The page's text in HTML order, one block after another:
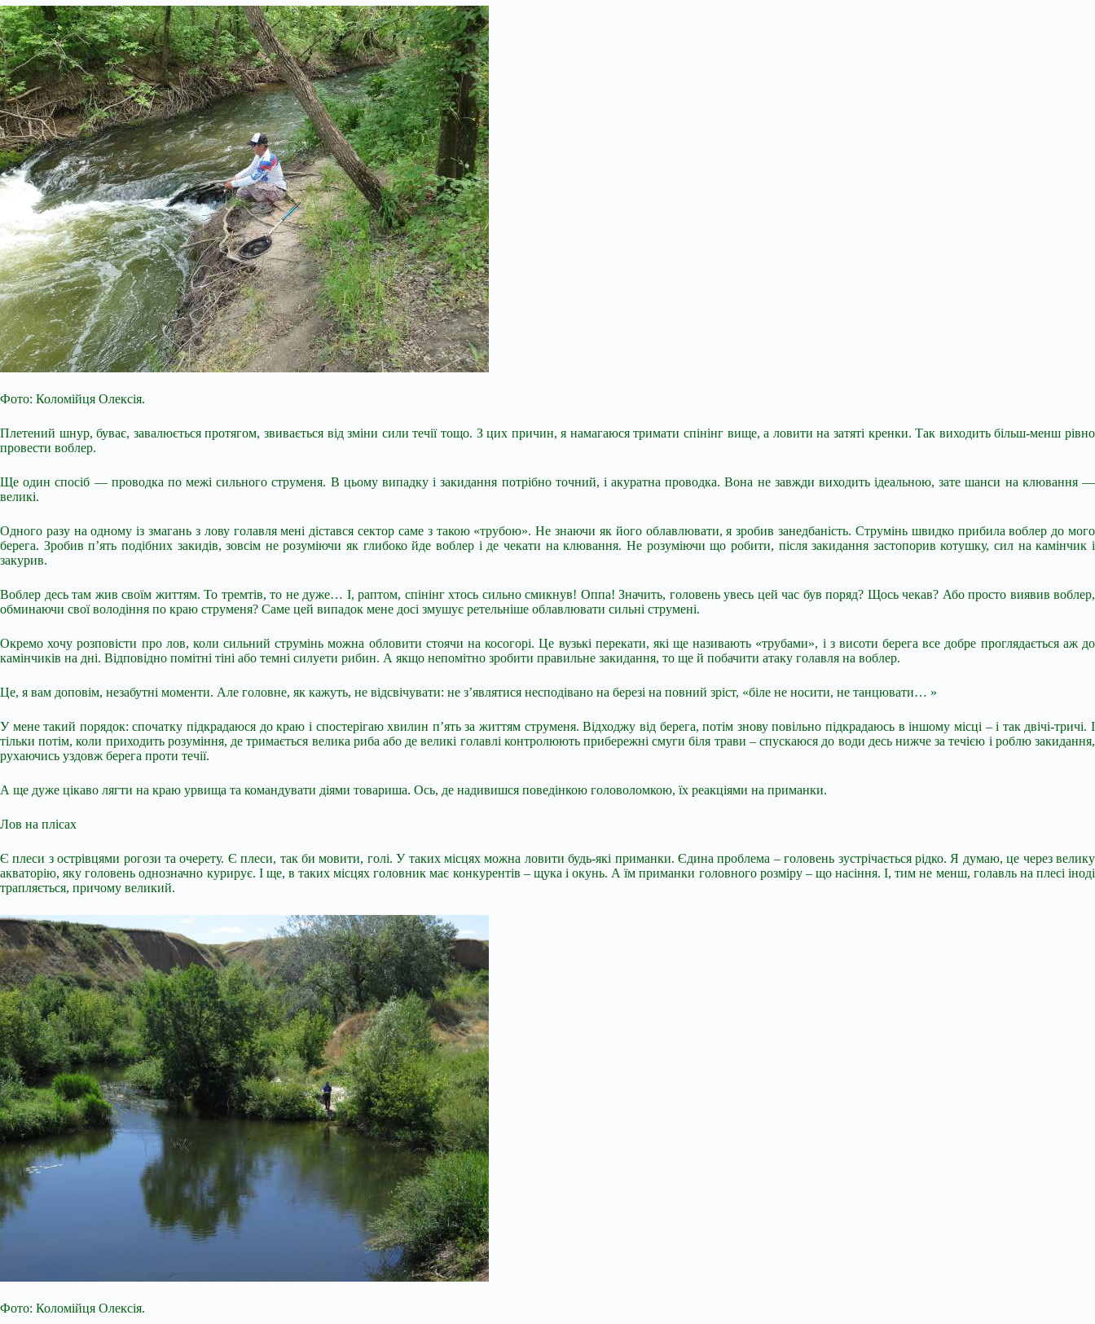
Фото: Коломійця Олексія.
Плетений шнур, буває, завалюється протягом, звивається від зміни сили течії тощо. З цих причин, я намагаюся тримати спінінг вище, а ловити на затяті кренки. Так виходить більш-менш рівно
провести воблер.
Ще один спосіб — проводка по межі сильного струменя. В цьому випадку і закидання потрібно точний, і акуратна проводка. Вона не завжди виходить ідеальною, зате шанси на клювання —
великі.
Одного разу на одному із змагань з лову голавля мені дістався сектор саме з такою «трубою». Не знаючи як його облавлювати, я зробив занедбаність. Струмінь швидко прибила воблер до мого
берега. Зробив п’ять подібних закидів, зовсім не розуміючи як глибоко йде воблер і де чекати на клювання. Не розуміючи що робити, після закидання застопорив котушку, сил на камінчик і
закурив.
Воблер десь там жив своїм життям. То тремтів, то не дуже… І, раптом, спінінг хтось сильно смикнув! Оппа! Значить, головень увесь цей час був поряд? Щось чекав? Або просто виявив воблер,
обминаючи свої володіння по краю струменя? Саме цей випадок мене досі змушує ретельніше облавлювати сильні струмені.
Окремо хочу розповісти про лов, коли сильний струмінь можна обловити стоячи на косогорі. Це вузькі перекати, які ще називають «трубами», і з висоти берега все добре проглядається аж до
камінчиків на дні. Відповідно помітні тіні або темні силуети рибин. А якщо непомітно зробити правильне закидання, то ще й побачити атаку голавля на воблер.
Це, я вам доповім, незабутні моменти. Але головне, як кажуть, не відсвічувати: не з’являтися несподівано на березі на повний зріст, «біле не носити, не танцювати… »
У мене такий порядок: спочатку підкрадаюся до краю і спостерігаю хвилин п’ять за життям струменя. Відходжу від берега, потім знову повільно підкрадаюсь в іншому місці – і так двічі-тричі. І
тільки потім, коли приходить розуміння, де тримається велика риба або де великі голавлі контролюють прибережні смуги біля трави – спускаюся до води десь нижче за течією і роблю закидання,
рухаючись уздовж берега проти течії.
А ще дуже цікаво лягти на краю урвища та командувати діями товариша. Ось, де надивишся поведінкою головоломкою, їх реакціями на приманки.
Лов на плісах
Є плеси з острівцями рогози та очерету. Є плеси, так би мовити, голі. У таких місцях можна ловити будь-які приманки. Єдина проблема – головень зустрічається рідко. Я думаю, це через велику
акваторію, яку головень однозначно курирує. І ще, в таких місцях головник має конкурентів – щука і окунь. А їм приманки головного розміру – що насіння. І, тим не менш, голавль на плесі іноді
трапляється, причому великий.
Фото: Коломійця Олексія.